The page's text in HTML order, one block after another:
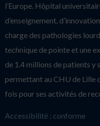
l’Europe. Hôpital
d’enseignement,
charge des pathologies
technique de pointe et une
de 1.4 millions de patients y
permettant au CHU de Lille
fois pour ses activités de
Accessibilité : conforme